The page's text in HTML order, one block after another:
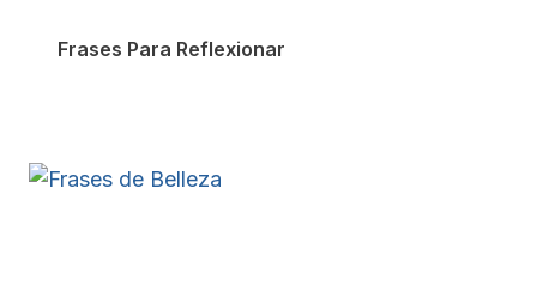
Frases Para Reflexionar